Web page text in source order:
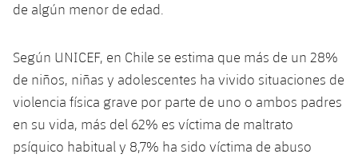
de algún menor de edad.
Según UNICEF, en Chile se estima que más de un 28%
de niños, niñas y adolescentes ha vivido situaciones de
violencia física grave por parte de uno o ambos padres
en su vida, más del 62% es víctima de maltrato
psíquico habitual y 8,7% ha sido víctima de abuso